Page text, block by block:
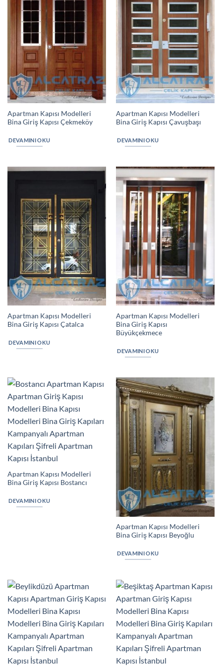
Apartman Kapısı Modelleri
Bina Giriş Kapısı Çekmeköy
DEVAMINI OKU
Apartman Kapısı Modelleri
Bina Giriş Kapısı Çavuşbaşı
DEVAMINI OKU
Apartman Kapısı Modelleri
Bina Giriş Kapısı Çatalca
DEVAMINI OKU
Apartman Kapısı Modelleri
Bina Giriş Kapısı
Büyükçekmece
DEVAMINI OKU
Apartman Kapısı Modelleri
Bina Giriş Kapısı Bostancı
DEVAMINI OKU
Apartman Kapısı Modelleri
Bina Giriş Kapısı Beyoğlu
DEVAMINI OKU